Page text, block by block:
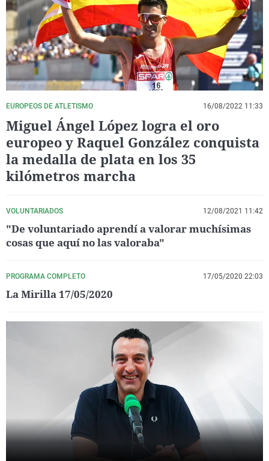
La rosa de los vientos
Gente viajera
Como el perro y el
Caso
Retornados
Equipo de
Operación Viuda
Extremadura
Galicia
La Rioja
Navarra
País Vasco
Virales
Televisión
Elecciones
EUROPEOS DE ATLETISMO 16/08/2022 11:33
Miguel Ángel López logra el oro
europeo y Raquel González conquista
la medalla de plata en los 35
kilómetros marcha
VOLUNTARIADOS 12/08/2021 11:42
"De voluntariado aprendí a valorar muchísimas
cosas que aquí no las valoraba"
PROGRAMA COMPLETO 17/05/2020 22:03
La Mirilla 17/05/2020